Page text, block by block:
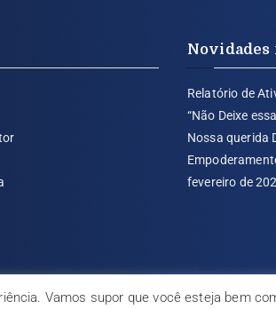
Novidades
Relatório de
“Não Deixe
Nossa querida
fevereiro de
Vamos supor que você esteja bem